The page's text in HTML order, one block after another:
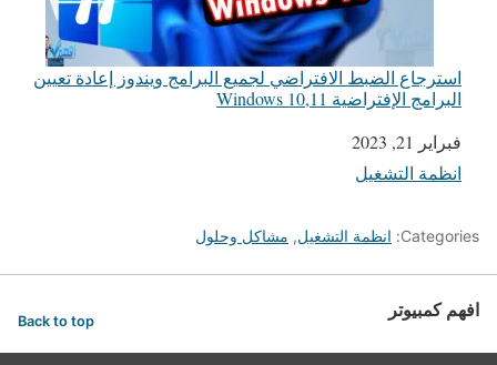
استرجاع الضبط الافتراضي لجميع البرامج ويندوز إعادة تعيين
البرامج الإفتراضية Windows 10,11
التاريخ
فبراير 21, 2023
في ما يتعلق بما يأتي
انظمة التشغيل
Categories: انظمة التشغيل, مشاكل وحلول
افهم كمبيوتر Back to top